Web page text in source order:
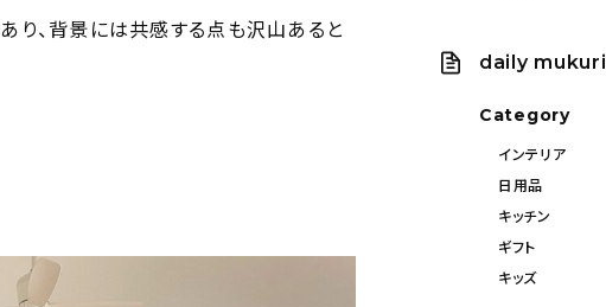
り、背景には共感する点も沢山あると
daily mukuri
Category
インテリア
日用品
キッチン
ギフト
キッズ